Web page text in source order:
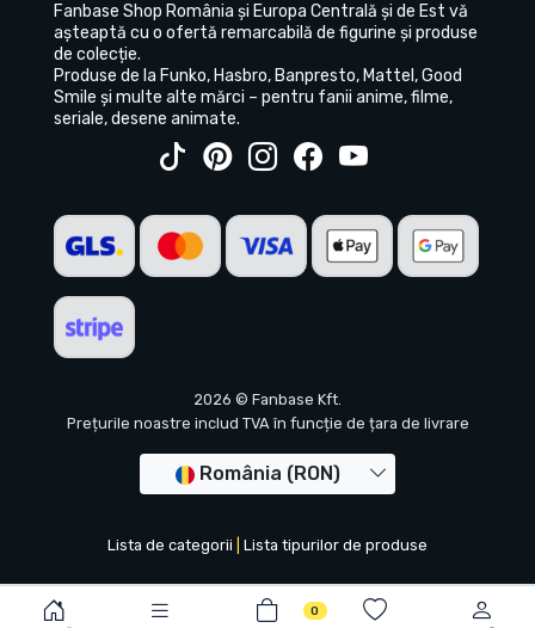
0
Fanbase Shop România și Europa Centrală și de Est vă
așteaptă cu o ofertă remarcabilă de figurine și produse
de colecție.
Produse de la Funko, Hasbro, Banpresto, Mattel, Good
Smile și multe alte mărci – pentru fanii anime, filme,
seriale, desene animate.
2026 © Fanbase Kft.
Prețurile noastre includ TVA în funcție de țara de livrare
România (RON)
Lista de categorii Lista tipurilor de produse